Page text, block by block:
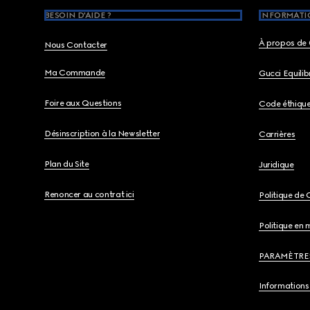
BESOIN D'AIDE ?
Nous Contacter
Ma Commande
Foire aux Questions
Désinscription à la Newsletter
Plan du Site
Renoncer au contrat ici
À propos de
Gucci
Code
Carrières
Juridique
Politique de
Politique en
Informations